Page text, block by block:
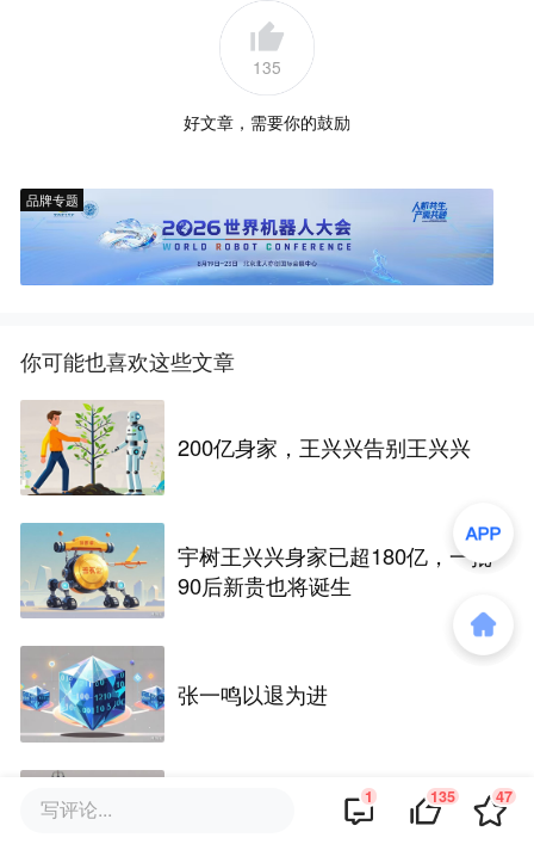
135
好文章，需要你的鼓励
品牌专题
你可能也喜欢这些文章
200亿身家，王兴兴告别王兴兴
宇树王兴兴身家已超180亿，一批
90后新贵也将诞生
张一鸣以退为进
这人谁啊？哈萨比斯都让位了
写评论... 1 135 47